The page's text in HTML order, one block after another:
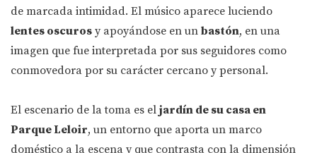
de marcada intimidad. El músico aparece luciendo
lentes oscuros y apoyándose en un bastón, en una
imagen que fue interpretada por sus seguidores como
conmovedora por su carácter cercano y personal.
El escenario de la toma es el jardín de su casa en
Parque Leloir, un entorno que aporta un marco
doméstico a la escena y que contrasta con la dimensión